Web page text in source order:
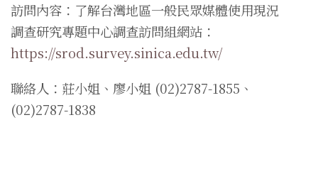
訪問內容：了解台灣地區一般民眾媒體使用現況
調查研究專題中心調查訪問組網站：
https://srod.survey.sinica.edu.tw/
聯絡人：莊小姐、廖小姐 (02)2787-1855、
(02)2787-1838